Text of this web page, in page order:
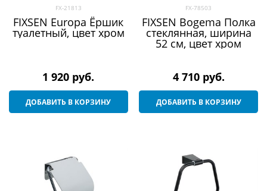
FX-21813
FIXSEN Europa Ёршик
туалетный, цвет хром
1 920 руб.
ДОБАВИТЬ В КОРЗИНУ
FX-78503
FIXSEN Bogema Полка
стеклянная, ширина
52 см, цвет хром
4 710 руб.
ДОБАВИТЬ В КОРЗИНУ